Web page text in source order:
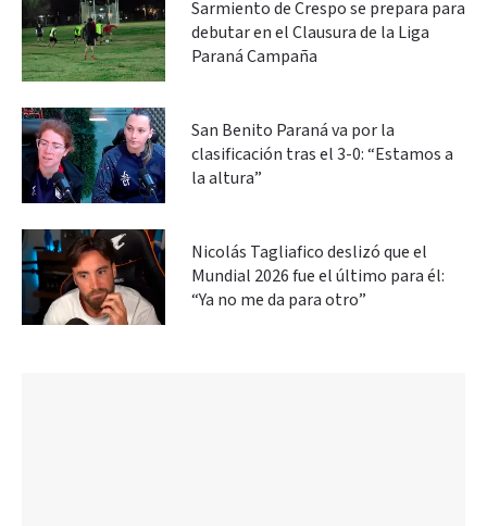
Sarmiento de Crespo se prepara para
debutar en el Clausura de la Liga
Paraná Campaña
San Benito Paraná va por la
clasificación tras el 3-0: “Estamos a
la altura”
Nicolás Tagliafico deslizó que el
Mundial 2026 fue el último para él:
“Ya no me da para otro”